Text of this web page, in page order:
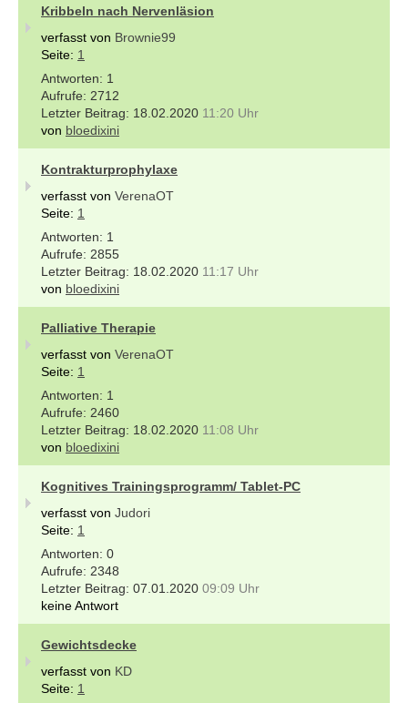
Kribbeln nach Nervenläsion
verfasst von Brownie99
Seite: 1
1
2712
18.02.2020 11:20 Uhr
von bloedixini
Kontrakturprophylaxe
verfasst von VerenaOT
Seite: 1
1
2855
18.02.2020 11:17 Uhr
von bloedixini
Palliative Therapie
verfasst von VerenaOT
Seite: 1
1
2460
18.02.2020 11:08 Uhr
von bloedixini
Kognitives Trainingsprogramm/ Tablet-PC
verfasst von Judori
Seite: 1
0
2348
07.01.2020 09:09 Uhr
keine Antwort
Gewichtsdecke
verfasst von KD
Seite: 1